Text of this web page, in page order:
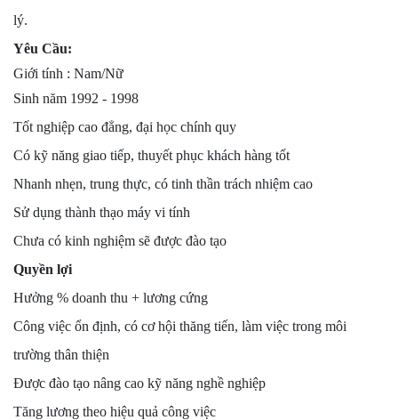
lý.
Yêu Cầu:
Giới tính : Nam/Nữ
Sinh năm 1992 - 1998
Tốt nghiệp cao đẳng, đại học chính quy
Có kỹ năng giao tiếp, thuyết phục khách hàng tốt
Nhanh nhẹn, trung thực, có tinh thần trách nhiệm cao
Sử dụng thành thạo máy vi tính
Chưa có kinh nghiệm sẽ được đào tạo
Quyền lợi
Hưởng % doanh thu + lương cứng
Công việc ổn định, có cơ hội thăng tiến, làm việc trong môi
trường thân thiện
Được đào tạo nâng cao kỹ năng nghề nghiệp
Tăng lương theo hiệu quả công việc